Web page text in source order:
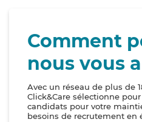
Comment
nous vous
Avec un réseau de plus de
Click&Care sélectionne
candidats pour votre
besoins de recrutement en